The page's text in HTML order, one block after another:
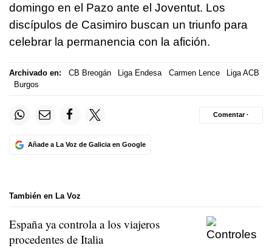
domingo en el Pazo ante el Joventut. Los
discípulos de Casimiro buscan un triunfo para
celebrar la permanencia con la afición.
Archivado en: CB Breogán Liga Endesa Carmen Lence
Liga ACB
Burgos
Añade a La Voz de Galicia en Google
Comentar ·
También en La Voz
España ya controla a los viajeros
procedentes de Italia